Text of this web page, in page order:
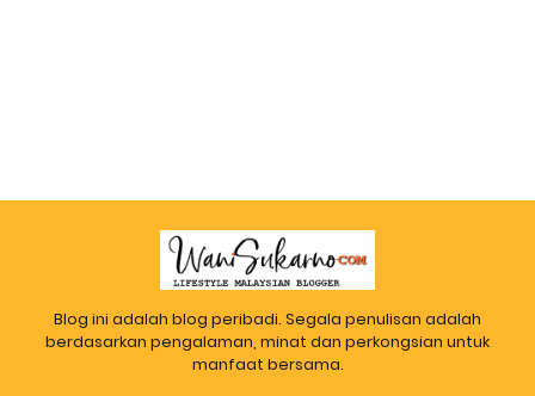
Blog ini adalah blog peribadi. Segala penulisan adalah
berdasarkan pengalaman, minat dan perkongsian untuk
manfaat bersama.